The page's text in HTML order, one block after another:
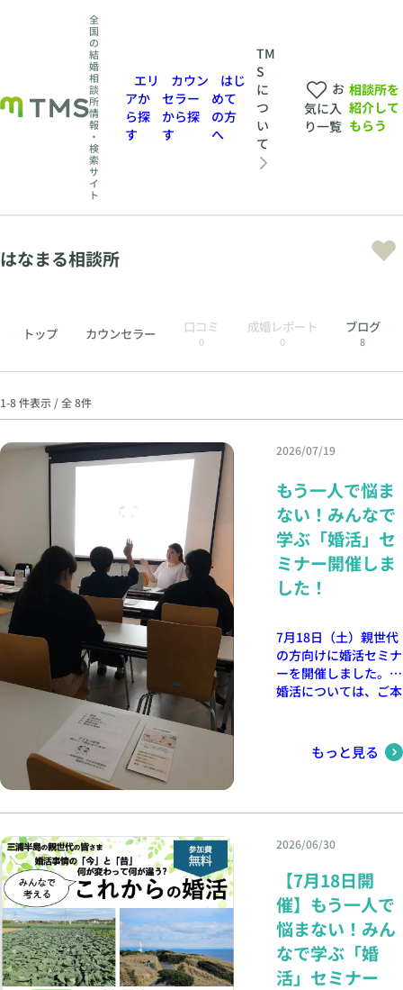
全
国
の
結
婚
相
談
所
情
報
・
検
索
サ
イ
ト
エリ
アか
ら探
す
カウン
セラー
から探
す
はじ
めて
の方
へ
TM
S
に
つ
い
て
お
気に入
り一覧
相談所を
紹介して
もらう
はなまる相談所
トップ カウンセラー 口コミ
0
成婚レポート
0
ブログ
8
1-8 件表示 / 全 8件
2026/07/19
もう一人で悩ま
ない！みんなで
学ぶ「婚活」セ
ミナー開催しま
した！
7月18日（土）親世代
の方向けに婚活セミナ
ーを開催しました。
婚活については、ご本
いるケースも少なくあ
りません。 「そろそ
いいのかわからない」
そんなお気持ちをお持
ちの方にとって、今回
のセミナーが少しでも
参考になっていれば嬉
しく思います。 「ち
ょっと話を聞いてみた
い」「婚活について相
談してみたい」 とい
う方も、どうぞお気軽
もっと見る
2026/06/30
【7月18日開
催】もう一人で
悩まない！みん
なで学ぶ「婚
活」セミナー